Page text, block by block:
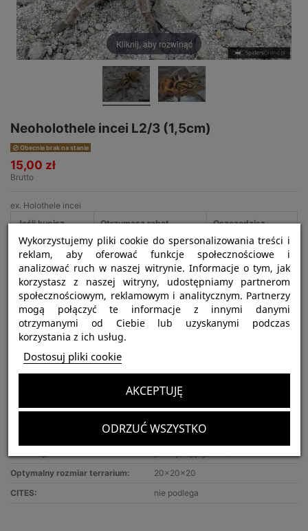
Kliknij, aby rozwinąć
Neoholothele incei L2/3 (1,5cm)
Obecnie brak na stanie
15,00 zł
Brutto
ex. Holothele incei
Jeśli kupisz Otrzymasz rabat Oszczędzisz
Neoholothele incei
Tryb życia:
ptasznik naziemny
słaby
Optymalny rozmiar terrarium:
20x20x20
CITES:
nie podlega
Wykorzystujemy pliki cookie do spersonalizowania treści i
reklam, aby oferować funkcje społecznościowe i
analizować ruch w naszej witrynie. Informacje o tym, jak
korzystasz z naszej witryny, udostępniamy partnerom
społecznościowym, reklamowym i analitycznym. Partnerzy
mogą połączyć te informacje z innymi danymi
otrzymanymi od Ciebie lub uzyskanymi podczas
korzystania z ich usług.
Dostosuj pliki cookie
ODRZUĆ WSZYSTKO
AKCEPTUJĘ